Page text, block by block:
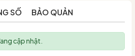
SỐ BẢO QUẢN
cập nhật.